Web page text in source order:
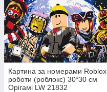
Картина за номерами Roblox
роботи (роблокс) 30*30 см
Орігамі LW 21832